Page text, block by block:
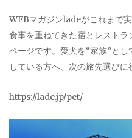
WEBマガジンladeがこれまで
食事を重ねてきた宿とレスト
ページです。愛犬を“家族”と
している方へ、次の旅先選びに
https://lade.jp/pet/